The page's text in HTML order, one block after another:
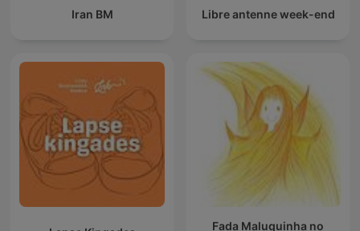
Iran BM Libre antenne week-end
Fada Maluquinha no